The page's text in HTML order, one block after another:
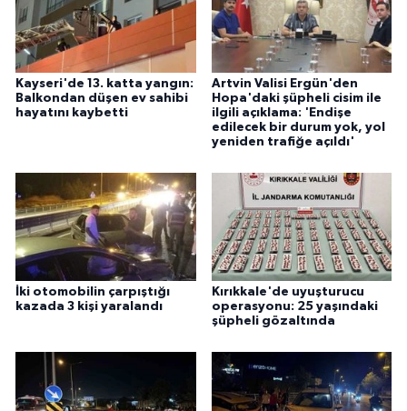
Kayseri'de 13. katta yangın:
Balkondan düşen ev sahibi
hayatını kaybetti
Artvin Valisi Ergün'den
Hopa'daki şüpheli cisim ile
ilgili açıklama: 'Endişe
edilecek bir durum yok, yol
yeniden trafiğe açıldı'
İki otomobilin çarpıştığı
kazada 3 kişi yaralandı
Kırıkkale'de uyuşturucu
operasyonu: 25 yaşındaki
şüpheli gözaltında